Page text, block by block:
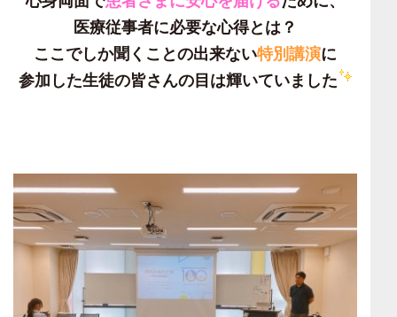
医療従事者に必要な心得とは？
ここでしか聞くことの出来ない特別講演に
参加した生徒の皆さんの目は輝いていました